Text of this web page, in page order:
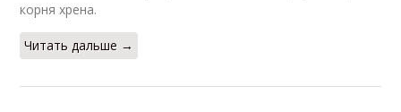
Мамины рецепты
корня хрена.
Читать дальше →